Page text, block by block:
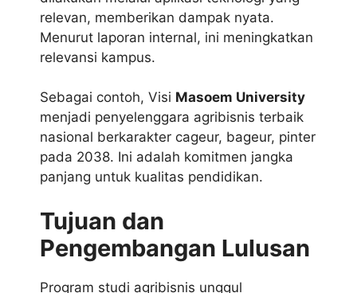
relevan, memberikan dampak nyata.
Menurut laporan internal, ini meningkatkan
relevansi kampus.
Sebagai contoh, Visi Masoem University
menjadi penyelenggara agribisnis terbaik
nasional berkarakter cageur, bageur, pinter
pada 2038. Ini adalah komitmen jangka
panjang untuk kualitas pendidikan.
Tujuan dan
Pengembangan Lulusan
Program studi agribisnis unggul